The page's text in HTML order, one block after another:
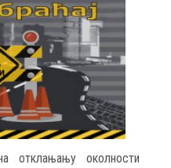
отклањању околности